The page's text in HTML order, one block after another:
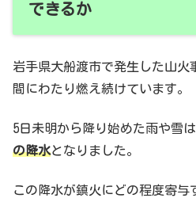
できるか
岩手県大船渡市で発生した山火
間にわたり燃え続けています。
5日未明から降り始めた雨や雪
の降水となりました。
この降水が鎮火にどの程度寄与